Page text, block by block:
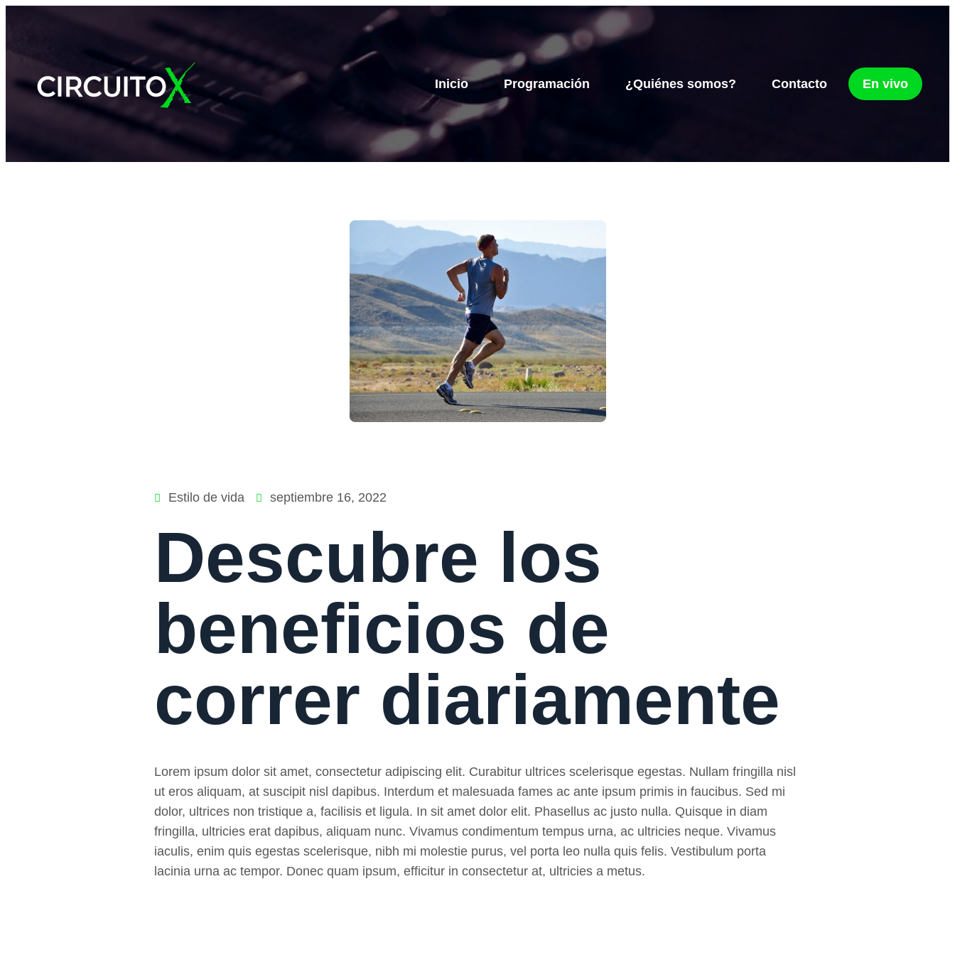
Inicio Programación ¿Quiénes somos? Contacto En vivo
Estilo de vida septiembre 16, 2022
Descubre los
beneficios de
correr diariamente
Lorem ipsum dolor sit amet, consectetur adipiscing elit. Curabitur ultrices scelerisque egestas. Nullam fringilla nisl
ut eros aliquam, at suscipit nisl dapibus. Interdum et malesuada fames ac ante ipsum primis in faucibus. Sed mi
dolor, ultrices non tristique a, facilisis et ligula. In sit amet dolor elit. Phasellus ac justo nulla. Quisque in diam
fringilla, ultricies erat dapibus, aliquam nunc. Vivamus condimentum tempus urna, ac ultricies neque. Vivamus
iaculis, enim quis egestas scelerisque, nibh mi molestie purus, vel porta leo nulla quis felis. Vestibulum porta
lacinia urna ac tempor. Donec quam ipsum, efficitur in consectetur at, ultricies a metus.